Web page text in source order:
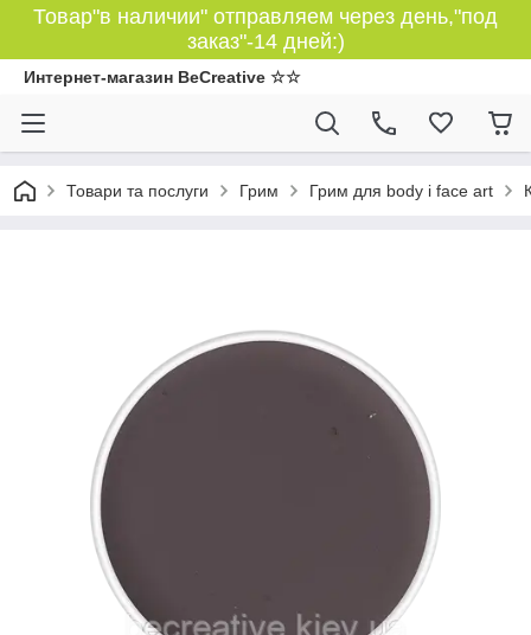
Товар"в наличии" отправляем через день,"под
заказ"-14 дней:)
Интернет-магазин BeCreative ☆☆
Товари та послуги Грим Грим для body і face art